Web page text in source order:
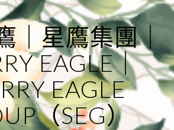
｜星鷹集團｜
EAGLE｜
EAGLE
（SEG）